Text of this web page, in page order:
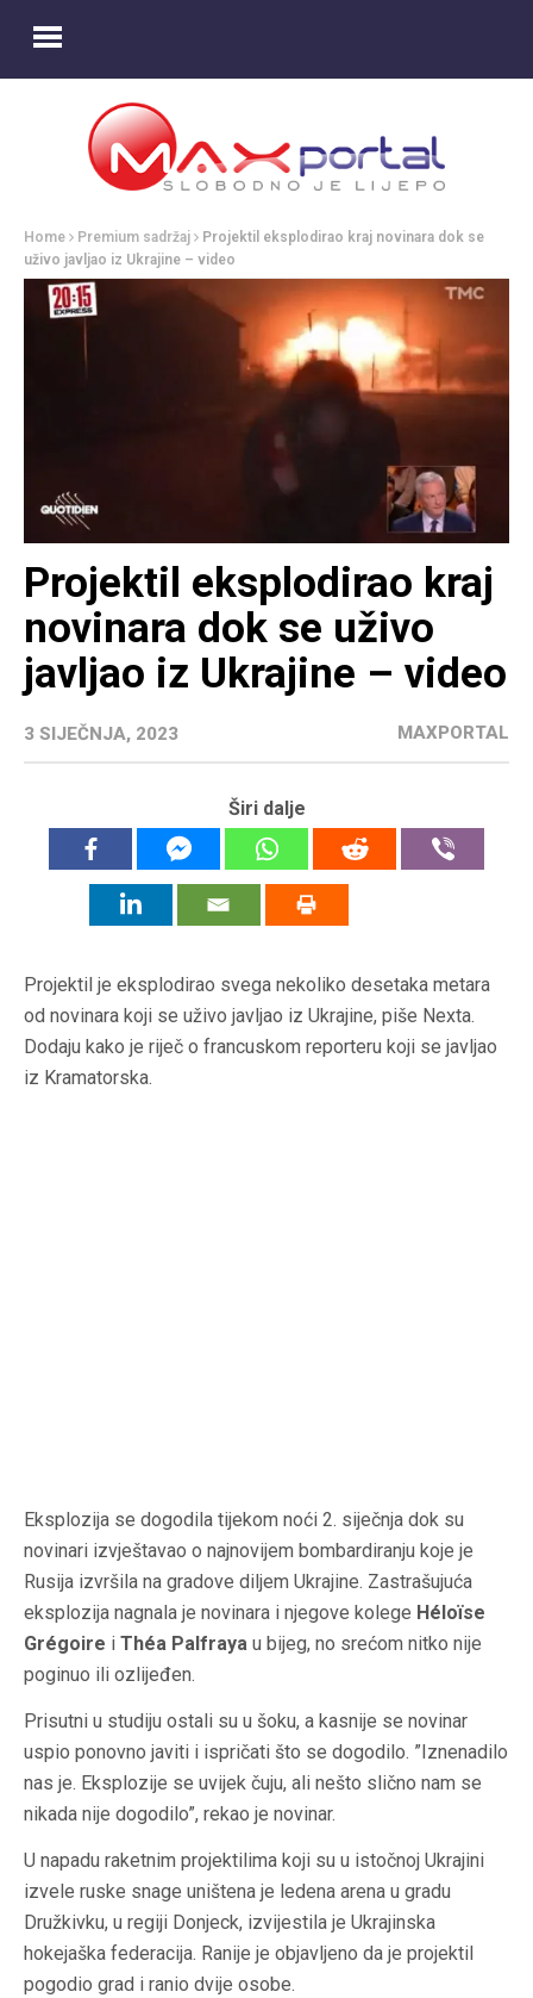
Home Premium sadržaj
Projektil eksplodirao kraj novinara dok se
uživo javljao iz Ukrajine – video
Projektil eksplodirao kraj
novinara dok se uživo
javljao iz Ukrajine – video
3 SIJEČNJA, 2023 MAXPORTAL
Širi dalje
Projektil je eksplodirao svega nekoliko desetaka metara
od novinara koji se uživo javljao iz Ukrajine, piše Nexta.
Dodaju kako je riječ o francuskom reporteru koji se javljao
iz Kramatorska.
Eksplozija se dogodila tijekom noći 2. siječnja dok su
novinari izvještavao o najnovijem bombardiranju koje je
Rusija izvršila na gradove diljem Ukrajine. Zastrašujuća
eksplozija nagnala je novinara i njegove kolege Héloïse
Grégoire i Théa Palfraya u bijeg, no srećom nitko nije
poginuo ili ozlijeđen.
Prisutni u studiju ostali su u šoku, a kasnije se novinar
uspio ponovno javiti i ispričati što se dogodilo. ”Iznenadilo
nas je. Eksplozije se uvijek čuju, ali nešto slično nam se
nikada nije dogodilo”, rekao je novinar.
U napadu raketnim projektilima koji su u istočnoj Ukrajini
izvele ruske snage uništena je ledena arena u gradu
Družkivku, u regiji Donjeck, izvijestila je Ukrajinska
hokejaška federacija. Ranije je objavljeno da je projektil
pogodio grad i ranio dvije osobe.